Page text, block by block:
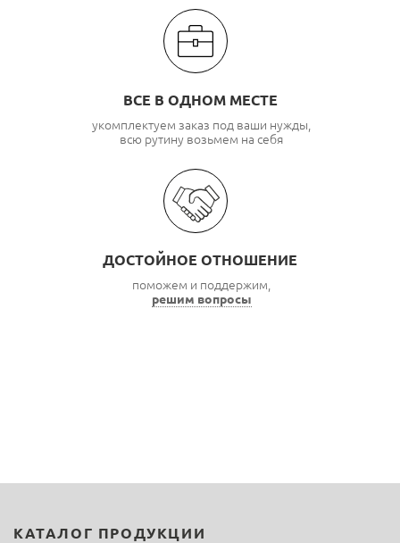
ВСЕ В ОДНОМ МЕСТЕ
укомплектуем заказ под ваши нужды,
всю рутину возьмем на себя
ДОСТОЙНОЕ ОТНОШЕНИЕ
поможем и поддержим,
решим вопросы
КАТАЛОГ ПРОДУКЦИИ